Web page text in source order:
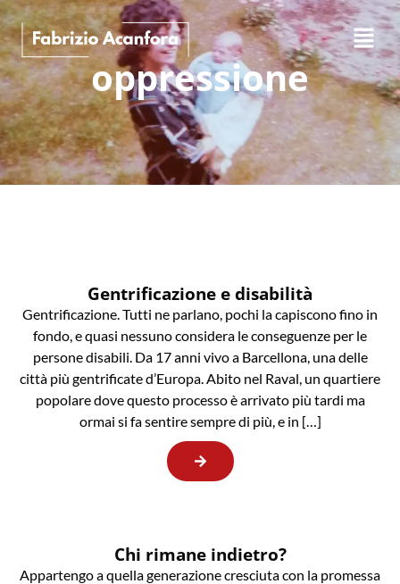
oppressione
Gentrificazione e disabilità
Gentrificazione. Tutti ne parlano, pochi la capiscono fino in
fondo, e quasi nessuno considera le conseguenze per le
persone disabili. Da 17 anni vivo a Barcellona, una delle
città più gentrificate d’Europa. Abito nel Raval, un quartiere
popolare dove questo processo è arrivato più tardi ma
ormai si fa sentire sempre di più, e in […]
Chi rimane indietro?
Appartengo a quella generazione cresciuta con la promessa